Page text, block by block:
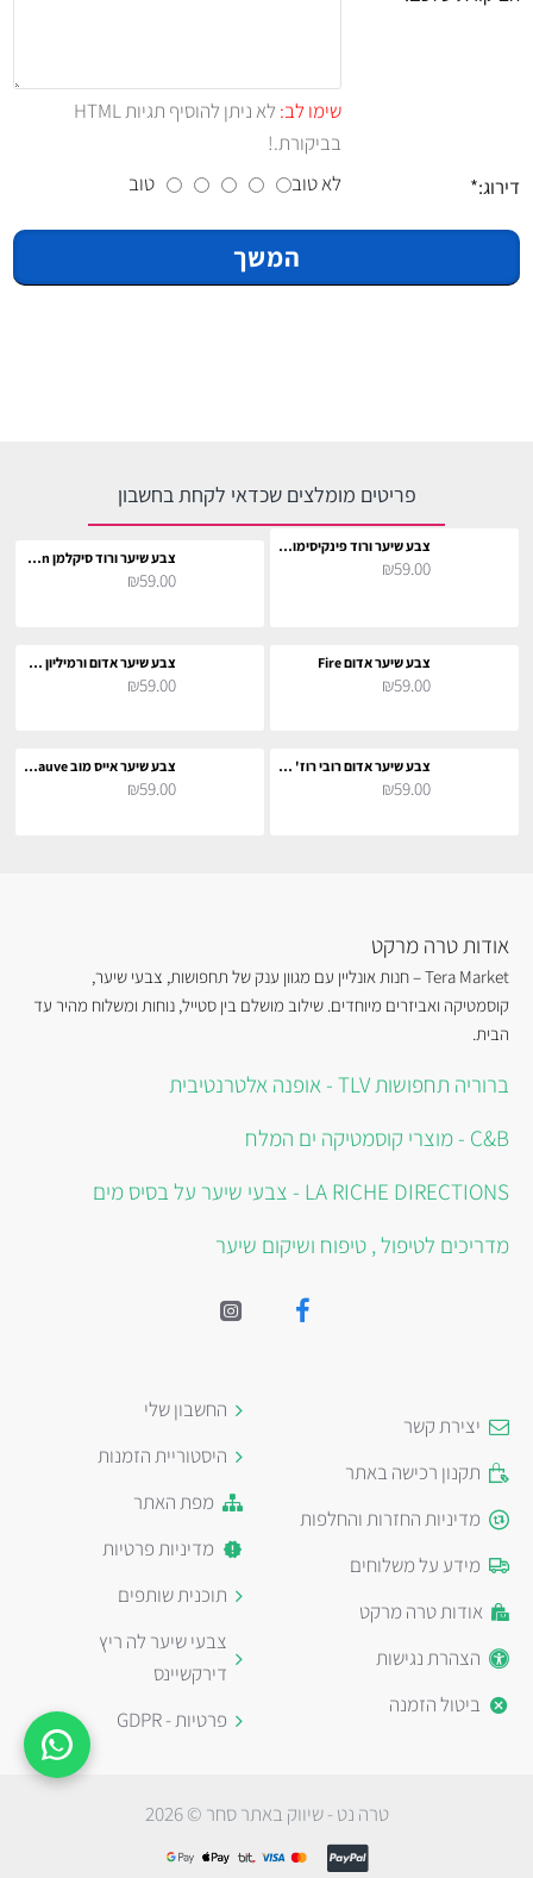
שימו לב:
לא ניתן להוסיף תגיות HTML
בביקורת.!
דירוג:
לא טוב טוב
המשך
פריטים מומלצים שכדאי לקחת בחשבון
צבע שיער ורוד פינקיסימו Pinkissimo
₪59.00 צבע שיער ורוד סיקלמן Cyclamen
₪59.00
צבע שיער אדום Fire
₪59.00
צבע שיער אדום ורמיליון Vermillion Red
₪59.00
צבע שיער אדום רובי רוז' Ruby Rouge
₪59.00
צבע שיער אייס מוב Ice Mauve
₪59.00
אודות טרה מרקט
Tera Market – חנות אונליין עם מגוון ענק של תחפושות, צבעי שיער,
קוסמטיקה ואביזרים מיוחדים. שילוב מושלם בין סטייל, נוחות ומשלוח מהיר עד
הבית.
ברוריה תחפושות TLV - אופנה אלטרנטיבית
C&B - מוצרי קוסמטיקה ים המלח
LA RICHE DIRECTIONS - צבעי שיער על בסיס מים
מדריכים לטיפול , טיפוח ושיקום שיער
יצירת קשר
תקנון רכישה באתר
מדיניות החזרות והחלפות
מידע על משלוחים
אודות טרה מרקט
הצהרת נגישות
ביטול הזמנה
החשבון שלי
היסטוריית הזמנות
מפת האתר
מדיניות פרטיות
תוכנית שותפים
צבעי שיער לה ריץ
דירקשיינס
פרטיות - GDPR
טרה נט - שיווק באתר סחר © 2026